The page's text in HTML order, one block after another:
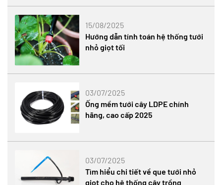
15/08/2025
Hướng dẫn tính toán hệ thống tưới
nhỏ giọt tối
03/07/2025
Ống mềm tưới cây LDPE chính
hãng, cao cấp 2025
03/07/2025
Tìm hiểu chi tiết về que tưới nhỏ
giọt cho hệ thống cây trồng